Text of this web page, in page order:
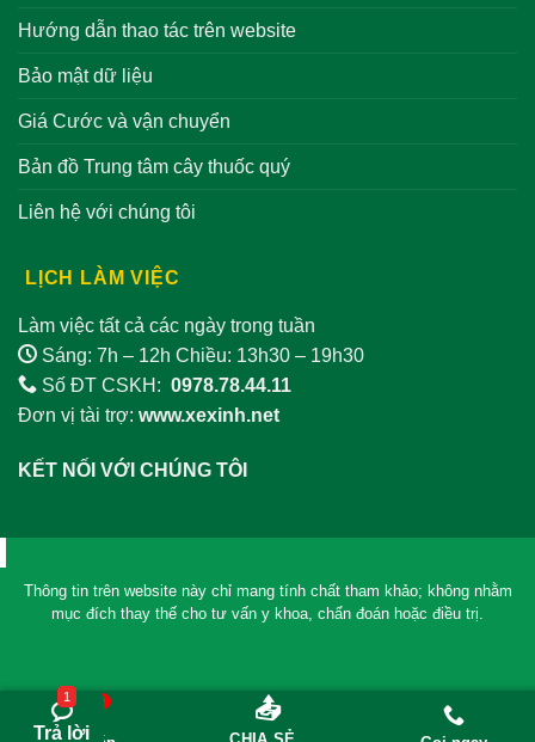
1
Trả lời
Hướng dẫn thao tác trên website
Bảo mật dữ liệu
Giá Cước và vận chuyển
Bản đồ Trung tâm cây thuốc quý
Liên hệ với chúng tôi
LỊCH LÀM VIỆC
Làm việc tất cả các ngày trong tuần
Sáng: 7h – 12h Chiều: 13h30 – 19h30
Số ĐT CSKH: 0978.78.44.11
Đơn vị tài trợ: www.xexinh.net
KẾT NỐI VỚI CHÚNG TÔI
0 📤
Thông tin trên website này chỉ mang tính chất tham khảo; không nhằm
mục đích thay thế cho tư vấn y khoa, chẩn đoán hoặc điều trị.